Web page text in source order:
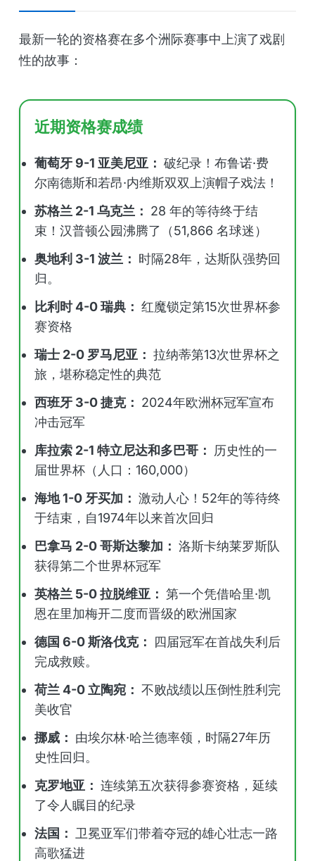
最新一轮的资格赛在多个洲际赛事中上演了戏剧
性的故事：
近期资格赛成绩
葡萄牙 9-1 亚美尼亚： 破纪录！布鲁诺·费
尔南德斯和若昂·内维斯双双上演帽子戏法！
苏格兰 2-1 乌克兰： 28 年的等待终于结
束！汉普顿公园沸腾了（51,866 名球迷）
奥地利 3-1 波兰： 时隔28年，达斯队强势回
归。
比利时 4-0 瑞典： 红魔锁定第15次世界杯参
赛资格
瑞士 2-0 罗马尼亚： 拉纳蒂第13次世界杯之
旅，堪称稳定性的典范
西班牙 3-0 捷克： 2024年欧洲杯冠军宣布
冲击冠军
库拉索 2-1 特立尼达和多巴哥： 历史性的一
届世界杯（人口：160,000）
海地 1-0 牙买加： 激动人心！52年的等待终
于结束，自1974年以来首次回归
巴拿马 2-0 哥斯达黎加： 洛斯卡纳莱罗斯队
获得第二个世界杯冠军
英格兰 5-0 拉脱维亚： 第一个凭借哈里·凯
恩在里加梅开二度而晋级的欧洲国家
德国 6-0 斯洛伐克： 四届冠军在首战失利后
完成救赎。
荷兰 4-0 立陶宛： 不败战绩以压倒性胜利完
美收官
挪威： 由埃尔林·哈兰德率领，时隔27年历
史性回归。
克罗地亚： 连续第五次获得参赛资格，延续
了令人瞩目的纪录
法国： 卫冕亚军们带着夺冠的雄心壮志一路
高歌猛进